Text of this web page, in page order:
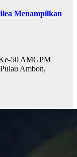
Menampilkan
50 AMGPM
Ambon,